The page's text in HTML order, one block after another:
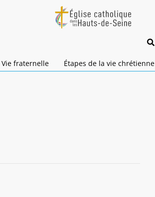
Vie fraternelle Étapes de la vie chrétienne